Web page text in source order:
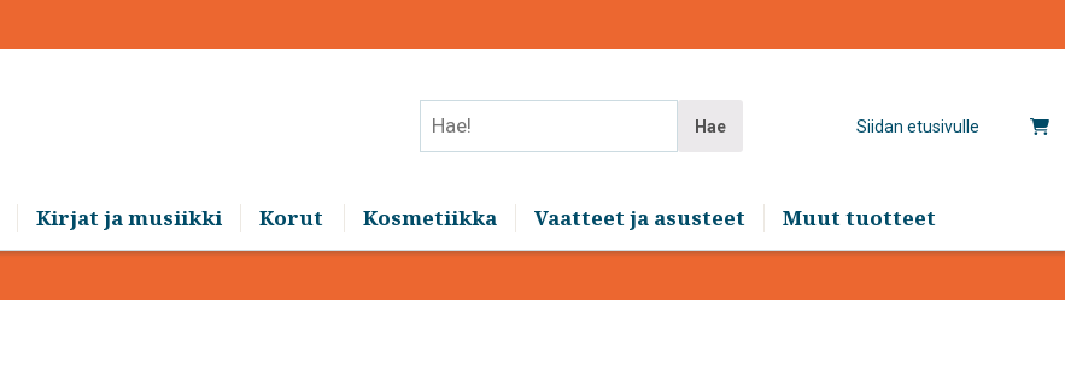
Siidan etusivulle
Hae
Kirjat ja musiikki Korut Kosmetiikka Vaatteet ja asusteet Muut tuotteet